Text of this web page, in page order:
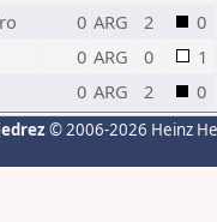
0 ARG 2
0
0 ARG 0
1
0 ARG 2 0
© 2006-2026 Heinz